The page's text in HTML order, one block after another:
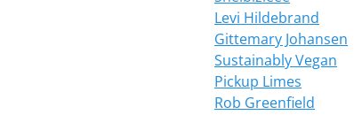
Levi Hildebrand
Gittemary Johansen
Sustainably Vegan
Pickup Limes
Rob Greenfield